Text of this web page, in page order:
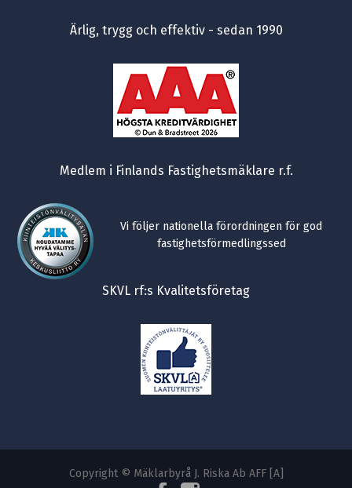
Ärlig, trygg och effektiv - sedan 1990
Medlem i Finlands Fastighetsmäklare r.f.
Vi följer nationella förordningen för god
fastighetsförmedlingssed
SKVL rf:s Kvalitetsföretag
Copyright © Mäklarbyrå J. Riska Ab AFF [A]